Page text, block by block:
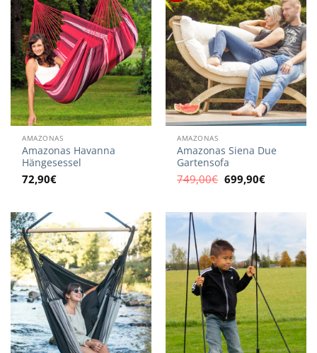
AMAZONAS
Amazonas Havanna
Hängesessel
72,90€
AMAZONAS
Amazonas Siena Due
Gartensofa
749,00€ Ursprünglicher
Preis
699,90€Aktueller
Preis